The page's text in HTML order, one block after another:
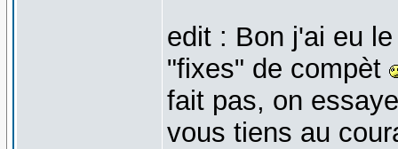
edit : Bon j'ai eu
"fixes" de compèt
fait pas, on
vous tiens au